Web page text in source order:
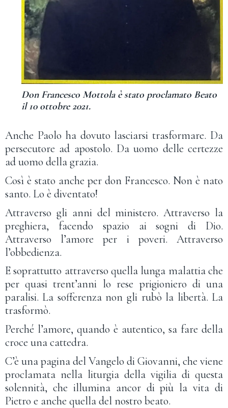
Don Francesco Mottola è stato proclamato Beato
il 10 ottobre 2021.
Anche Paolo ha dovuto lasciarsi trasformare. Da
persecutore ad apostolo. Da uomo delle certezze
ad uomo della grazia.
Così è stato anche per don Francesco. Non è nato
santo. Lo è diventato!
Attraverso gli anni del ministero. Attraverso la
preghiera, facendo spazio ai sogni di Dio.
Attraverso l’amore per i poveri. Attraverso
l’obbedienza.
E soprattutto attraverso quella lunga malattia che
per quasi trent’anni lo rese prigioniero di una
paralisi. La sofferenza non gli rubò la libertà. La
trasformò.
Perché l’amore, quando è autentico, sa fare della
croce una cattedra.
C’è una pagina del Vangelo di Giovanni, che viene
proclamata nella liturgia della vigilia di questa
solennità, che illumina ancor di più la vita di
Pietro e anche quella del nostro beato.